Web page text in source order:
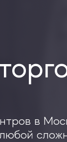
парковок и
медицинских
баров и
АЗС
в